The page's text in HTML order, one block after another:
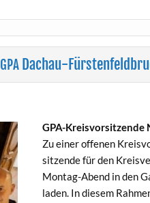
GPADachau-
GPA-Kreisvor­sitzende
Zu ein­er offe­nen
sitzende für den
Mon­tag-Abend in den
laden. In diesem